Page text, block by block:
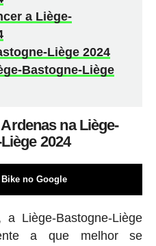
a Liège-
Liège 2024
Bastogne-Liège
na Liège-
2024
no Google
a Liège-Bastogne-Liège
a que melhor se